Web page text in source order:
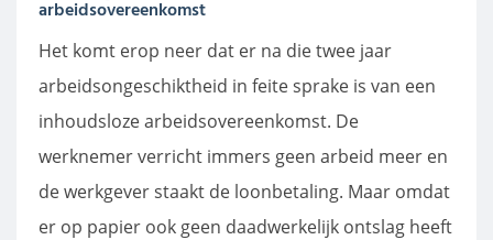
arbeidsovereenkomst
Het komt erop neer dat er na die twee jaar
arbeidsongeschiktheid in feite sprake is van een
inhoudsloze arbeidsovereenkomst. De
werknemer verricht immers geen arbeid meer en
de werkgever staakt de loonbetaling. Maar omdat
er op papier ook geen daadwerkelijk ontslag heeft